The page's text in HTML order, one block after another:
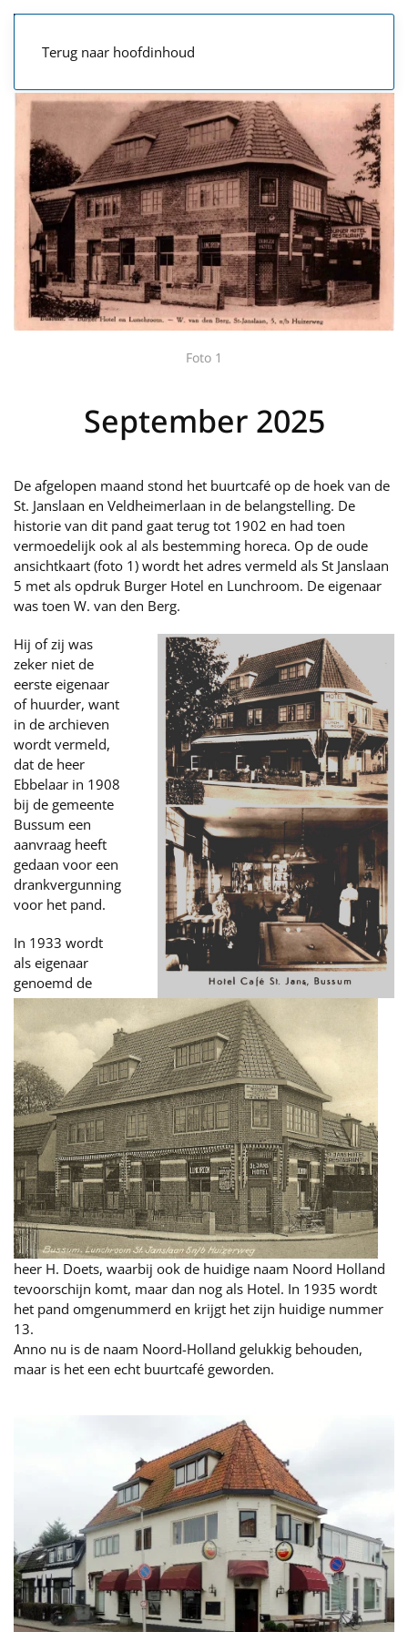
Terug naar hoofdinhoud
Foto 1
September 2025
De afgelopen maand stond het buurtcafé op de hoek van de
St. Janslaan en Veldheimerlaan in de belangstelling. De
historie van dit pand gaat terug tot 1902 en had toen
vermoedelijk ook al als bestemming horeca. Op de oude
ansichtkaart (foto 1) wordt het adres vermeld als St Janslaan
5 met als opdruk Burger Hotel en Lunchroom. De eigenaar
was toen W. van den Berg.
Hij of zij was
zeker niet de
eerste eigenaar
of huurder, want
in de archieven
wordt vermeld,
dat de heer
Ebbelaar in 1908
bij de gemeente
Bussum een
aanvraag heeft
gedaan voor een
drankvergunning
voor het pand.
In 1933 wordt
als eigenaar
genoemd de
heer H. Doets, waarbij ook de huidige naam Noord Holland
tevoorschijn komt, maar dan nog als Hotel. In 1935 wordt
het pand omgenummerd en krijgt het zijn huidige nummer
13.
Anno nu is de naam Noord-Holland gelukkig behouden,
maar is het een echt buurtcafé geworden.